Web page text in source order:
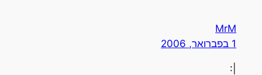
MrM
1 בפברואר, 2006
|: